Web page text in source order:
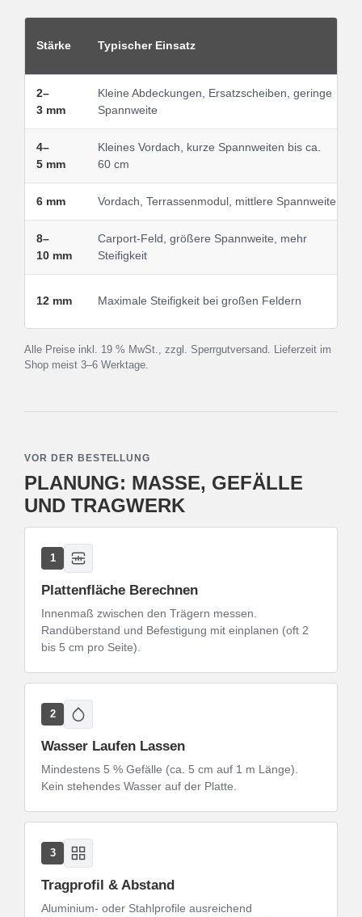
Stärke Typischer Einsatz
2–
3 mm
Kleine Abdeckungen, Ersatzscheiben, geringe
Spannweite
4–
5 mm
Kleines Vordach, kurze Spannweiten bis ca.
60 cm
6 mm Vordach, Terrassenmodul, mittlere Spannweite
8–
10 mm
Carport-Feld, größere Spannweite, mehr
Steifigkeit
12 mm Maximale Steifigkeit bei großen Feldern
Alle Preise inkl. 19 % MwSt., zzgl. Sperrgutversand. Lieferzeit im
Shop meist 3–6 Werktage.
VOR DER BESTELLUNG
PLANUNG: MASSE, GEFÄLLE U
ND TRAGWERK
1
Plattenfläche Berechnen
Innenmaß zwischen den Trägern messen.
Randüberstand und Befestigung mit einplanen (oft 2
bis 5 cm pro Seite).
2
Wasser Laufen Lassen
Mindestens 5 % Gefälle (ca. 5 cm auf 1 m Länge).
Kein stehendes Wasser auf der Platte.
3
Tragprofil & Abstand
Aluminium- oder Stahlprofile ausreichend